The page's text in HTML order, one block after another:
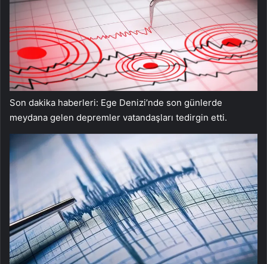
Son dakika haberleri: Ege Denizi’nde son günlerde
meydana gelen depremler vatandaşları tedirgin etti.